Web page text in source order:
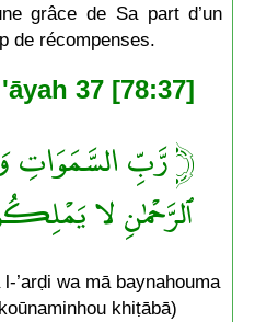
grâce de Sa part d’un
de récompenses.
37 [78:37]
﴿ رَّبِّ السَّمَوَاتِ
ٱلرَّحْمٰنِ لا
’arḍi wa mā baynahouma
khiṭābā)